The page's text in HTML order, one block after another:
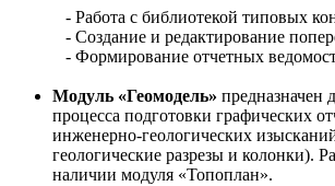
- Работа с библиотекой типовых
- Создание и редактирование
- Формирование отчетных
Модуль «Геомодель» предназначен
процесса подготовки графических
инженерно-геологических
геологические разрезы и колонки).
наличии модуля «Топоплан».